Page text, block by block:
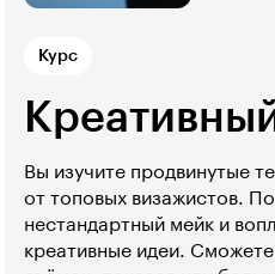
Курс
Вы изучите продвинутые
от топовых визажистов.
нестандартный мейк и
креативные идеи.